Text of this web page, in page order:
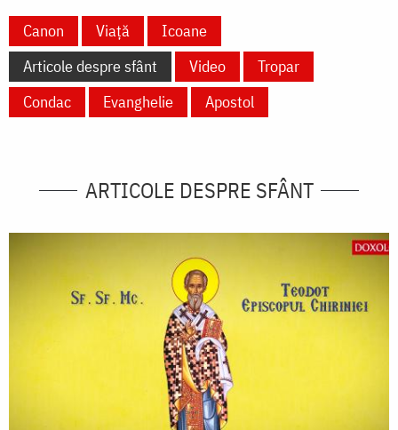
Canon Viață
Icoane
Articole despre sfânt
Video
Tropar
Condac
Evanghelie Apostol
ARTICOLE DESPRE SFÂNT